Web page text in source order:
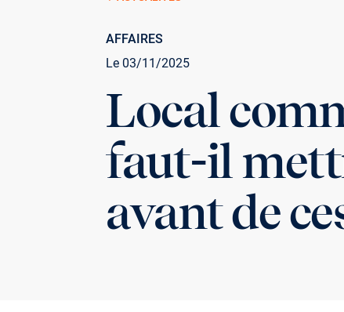
AFFAIRES
Le 03/11/2025
Local
faut-il
avant de